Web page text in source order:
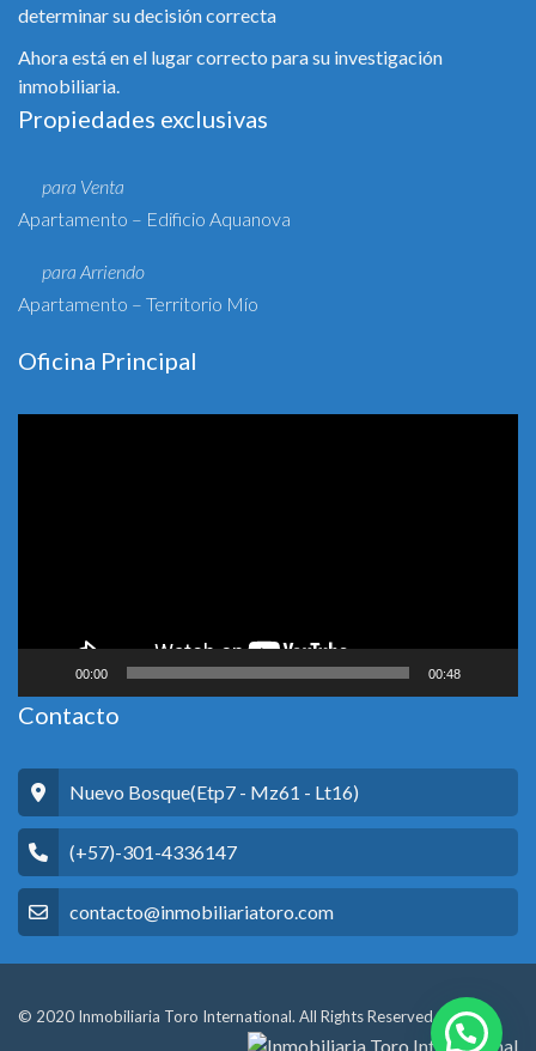
determinar su decisión correcta
Ahora está en el lugar correcto para su investigación
inmobiliaria.
Propiedades exclusivas
para Venta
Apartamento – Edificio Aquanova
para Arriendo
Apartamento – Territorio Mío
Oficina Principal
00:00 00:48
Contacto
Nuevo Bosque(Etp7 - Mz61 - Lt16)
(+57)-301-4336147
contacto@inmobiliariatoro.com
© 2020 Inmobiliaria Toro International. All Rights Reserved.